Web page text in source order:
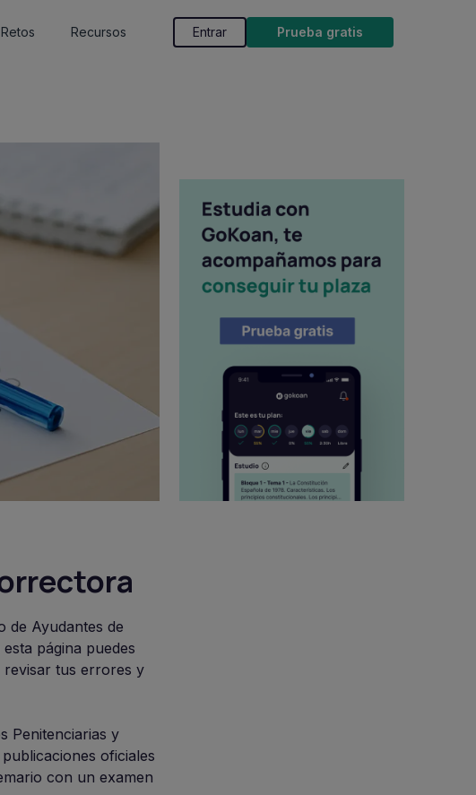
Retos Recursos Entrar Prueba gratis
de Ayudantes de
página puedes
revisar tus errores y
Penitenciarias y
oficiales
con un examen